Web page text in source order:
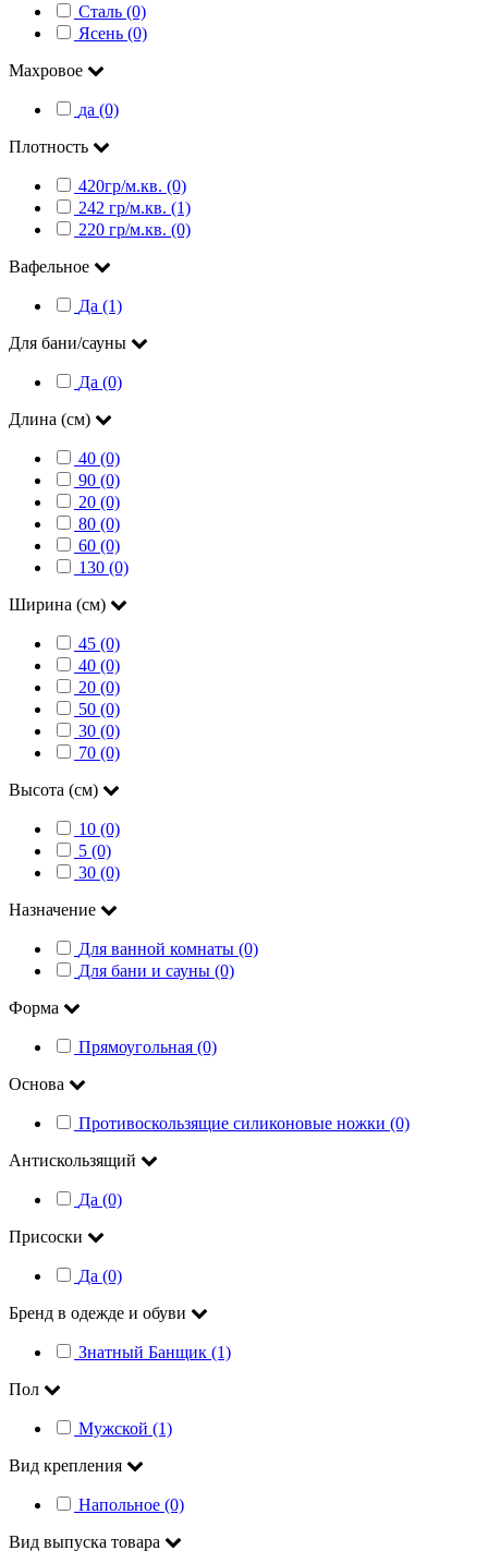
Сталь (0)
Ясень (0)
Махровое
да (0)
Плотность
420гр/м.кв. (0)
242 гр/м.кв. (1)
220 гр/м.кв. (0)
Вафельное
Да (1)
Для бани/сауны
Да (0)
Длина (см)
40 (0)
90 (0)
20 (0)
80 (0)
60 (0)
130 (0)
Ширина (см)
45 (0)
40 (0)
20 (0)
50 (0)
30 (0)
70 (0)
Высота (см)
10 (0)
5 (0)
30 (0)
Назначение
Для ванной комнаты (0)
Для бани и сауны (0)
Форма
Прямоугольная (0)
Основа
Противоскользящие силиконовые ножки (0)
Антискользящий
Да (0)
Присоски
Да (0)
Бренд в одежде и обуви
Знатный Банщик (1)
Пол
Мужской (1)
Вид крепления
Напольное (0)
Вид выпуска товара